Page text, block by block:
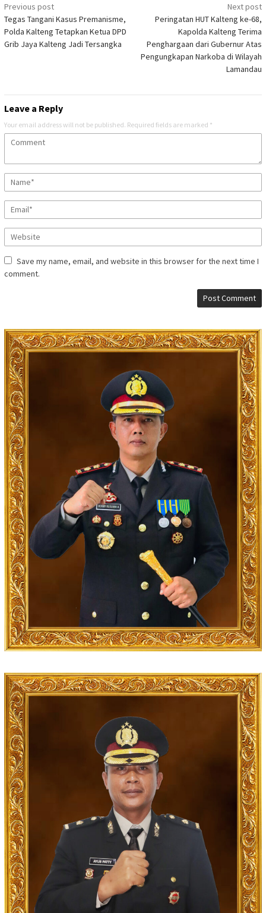
Post
navigation
Previous post
Tegas Tangani Kasus Premanisme,
Polda Kalteng Tetapkan Ketua DPD
Grib Jaya Kalteng Jadi Tersangka
Next post
Peringatan HUT Kalteng ke-68,
Kapolda Kalteng Terima
Penghargaan dari Gubernur Atas
Pengungkapan Narkoba di Wilayah
Lamandau
Leave a Reply
Your email address will not be published. Required fields are marked *
Save my name, email, and website in this browser for the next time I
comment.